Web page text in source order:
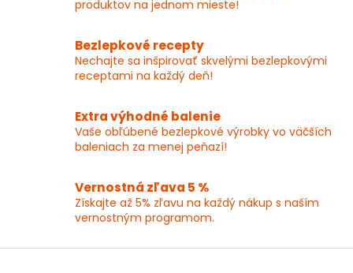
a
i
e
p
r
k
y
v
i
s
u
produktov na jednom mieste!
Bezlepkové recepty
Nechajte sa inšpirovať skvelými bezlepkovými
receptami na každý deň!
Extra výhodné balenie
Vaše obľúbené bezlepkové výrobky vo väčších
baleniach za menej peňazí!
Vernostná zľava 5 %
Získajte až 5% zľavu na každý nákup s naším
vernostným programom.
Z